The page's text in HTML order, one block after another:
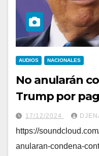
AUDIOS NACIONALES
No anularán
Trump por
17/12/2024
https://
anularan-condena-